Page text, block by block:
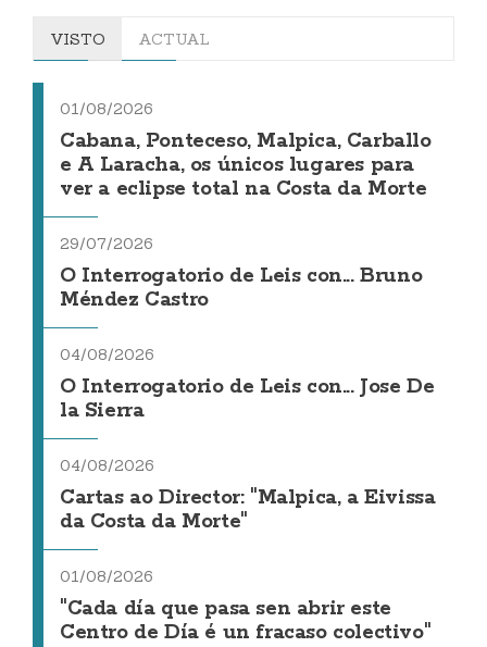
VISTO ACTUAL
01/08/2026
Cabana, Ponteceso, Malpica, Carballo
e A Laracha, os únicos lugares para
ver a eclipse total na Costa da Morte
29/07/2026
O Interrogatorio de Leis con... Bruno
Méndez Castro
04/08/2026
O Interrogatorio de Leis con... Jose De
la Sierra
04/08/2026
Cartas ao Director: "Malpica, a Eivissa
da Costa da Morte"
01/08/2026
"Cada día que pasa sen abrir este
Centro de Día é un fracaso colectivo"